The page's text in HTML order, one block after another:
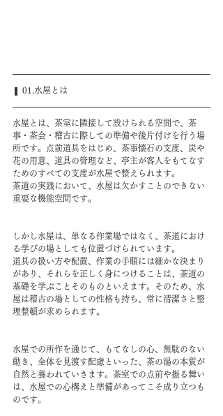
❚ 01.水屋とは
水屋とは、茶室に隣接して設けられる空間で、茶
事・茶会・稽古に際しての準備や後片付けを行う場
所です。点前道具をはじめ、茶事懐石の支度、炭や
花の用意、道具の管理など、亭主が客人をもてなす
ためのすべての支度が水屋で整えられます。
茶道の実践において、水屋は欠かすことのできない
重要な機能空間です。
しかし水屋は、単なる作業場ではなく、茶道におけ
る学びの場としても位置づけられています。
道具の扱い方や配置、作業の手順には細かな決まり
があり、それらを正しく身につけることは、茶道の
基礎を学ぶことそのものといえます。そのため、水
屋は稽古の場としての性格も持ち、常に清潔さと整
理整頓が求められます。
水屋での所作を通じて、もてなしの心、無駄のない
動き、全体を見渡す配慮といった、茶の湯の本質が
自然と養われていきます。茶室での点前や振る舞い
は、水屋での心構えと準備があってこそ成り立つも
のです。